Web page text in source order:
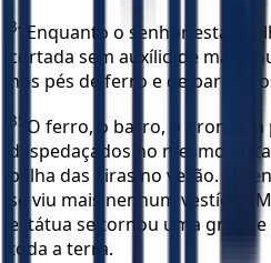
34 Enquanto o senhor estava
cortada sem auxílio de mãos
nos pés de ferro e de barro e
35 O ferro, o barro, o bronze, a
despedaçados no mesmo
palha das eiras no verão. O
se viu mais nenhum vestígio.
estátua se tornou uma
toda a terra.